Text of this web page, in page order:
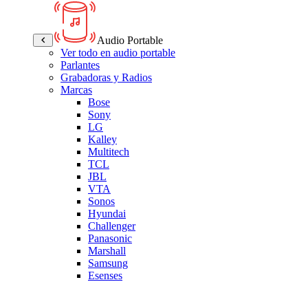
Audio Portable
Ver todo en audio portable
Parlantes
Grabadoras y Radios
Marcas
Bose
Sony
LG
Kalley
Multitech
TCL
JBL
VTA
Sonos
Hyundai
Challenger
Panasonic
Marshall
Samsung
Esenses